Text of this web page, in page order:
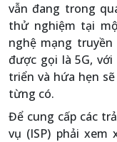
vẫn đang trong
thử nghiệm tại
nghệ mạng
được gọi là 5G,
triển và hứa hẹn
từng có.
Để cung cấp các
vụ (ISP) phải